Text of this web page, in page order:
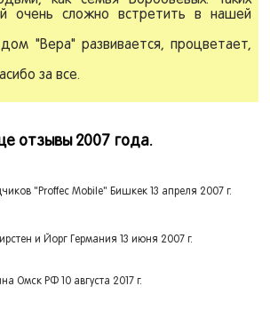
очень сложно встретить в нашей
дом "Вера" развивается, процветает,
за все.
отзывы 2007 года.
"Proffec Mobile" Бишкек 13 апреля 2007 г.
и Йорг Германия 13 июня 2007 г.
Омск РФ 10 августа 2017 г.